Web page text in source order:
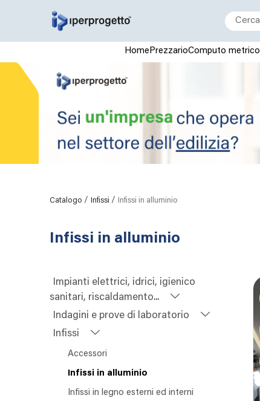
HomePrezzarioComputo metrico
Catalogo / Infissi / Infissi in alluminio
Infissi in alluminio
Impianti elettrici, idrici, igienico
sanitari, riscaldamento...
Indagini e prove di laboratorio
Infissi
Accessori
Infissi in alluminio
Infissi in legno esterni ed interni